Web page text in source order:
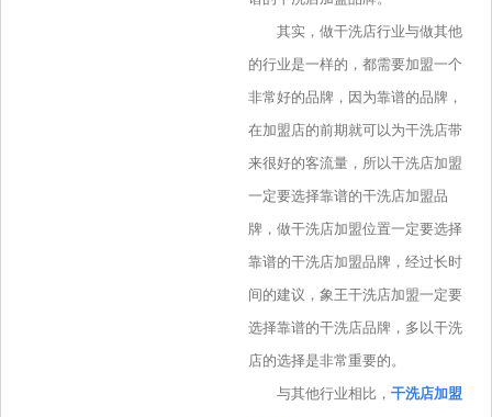
其实，做干洗店行业与做其他
的行业是一样的，都需要加盟一个
非常好的品牌，因为靠谱的品牌，
在加盟店的前期就可以为干洗店带
来很好的客流量，所以干洗店加盟
一定要选择靠谱的干洗店加盟品
牌，做干洗店加盟位置一定要选择
靠谱的干洗店加盟品牌，经过长时
间的建议，象王干洗店加盟一定要
选择靠谱的干洗店品牌，多以干洗
店的选择是非常重要的。
与其他行业相比， 干洗店加盟